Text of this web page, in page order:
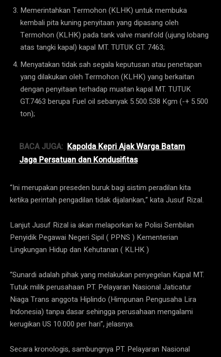
Memerintahkan Termohon (KLHK) untuk membuka
kembali pita kuning penyitaan yang dipasang oleh
Termohon (KLHK) pada tank valve manifold (ujung lobang
atas tangki kapal) kapal MT. TUTUK GT. 7463;
Menyatakan tidak sah segala keputusan atau penetapan
yang dilakukan oleh Termohon (KLHK) yang berkaitan
dengan penyitaan terhadap muatan kapal MT. TUTUK
GT.7463 berupa Fuel oil sebanyak 5.500.538 Kgm (-+ 5.500
ton);
BACA JUGA: Kapolda Kepri Ajak Warga Batam
Jaga Persatuan dan Kondusifitas
“Ini merupakan preseden buruk bagi sistim peradilan kita
ketika perintah pengadilan tidak dijalankan,” kata Jusuf Rizal.
Lanjut Jusuf Rizal ia akan melaporkan ke Polisi Sembilan
Penyidik Pegawai Negeri Sipil ( PPNS ) Kementerian
Lingkungan Hidup dan Kehutanan ( KLHK )
“Sunardi adalah pihak yang melakukan penyegelan Kapal MT.
Tutuk milik perusahaan PT. Pelayaran Nasional Jaticatur
Niaga Trans anggota Hiplindo (Himpunan Pengusaha Lira
Indonesia) tanpa dasar sehingga perusahaan mengalami
kerugikan US 10.000 per hari”, jelasnya.
Secara kronologis, sambungnya PT. Pelayaran Nasional